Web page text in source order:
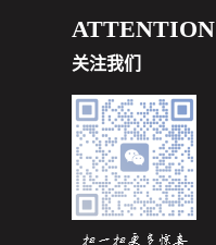
ATTENTION
关注我们